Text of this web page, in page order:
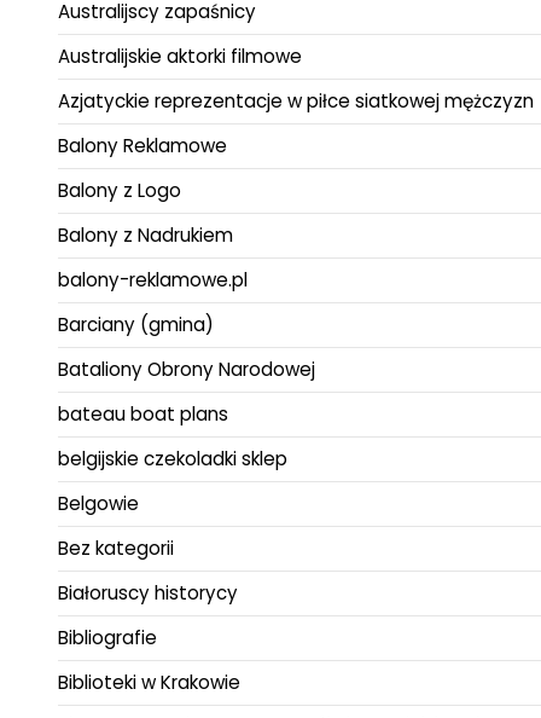
Australijscy zapaśnicy
Australijskie aktorki filmowe
Azjatyckie reprezentacje w piłce siatkowej mężczyzn
Balony Reklamowe
Balony z Logo
Balony z Nadrukiem
balony-reklamowe.pl
Barciany (gmina)
Bataliony Obrony Narodowej
bateau boat plans
belgijskie czekoladki sklep
Belgowie
Bez kategorii
Białoruscy historycy
Bibliografie
Biblioteki w Krakowie